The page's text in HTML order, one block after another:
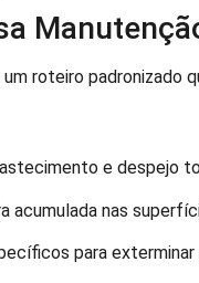
roteiro padronizado
e despejo
acumulada nas
para exterminar